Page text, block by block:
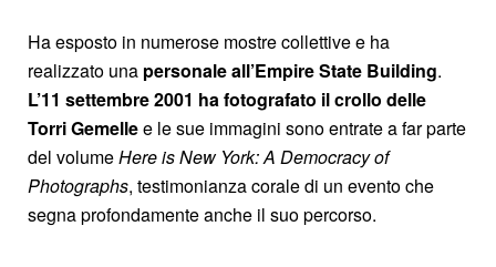
Ha esposto in numerose mostre collettive e ha
realizzato una personale all’Empire State Building.
L’11 settembre 2001 ha fotografato il crollo delle
Torri Gemellee le sue immagini sono entrate a far parte
del volumeHere is New York: A Democracy of
Photographs, testimonianza corale di un evento che
segna profondamente anche il suo percorso.